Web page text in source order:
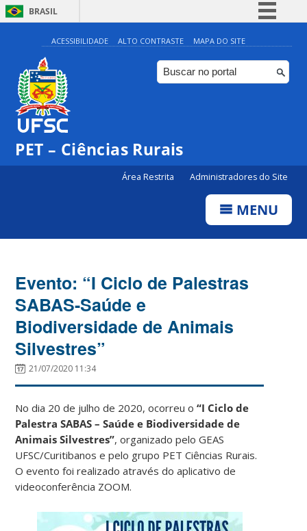
BRASIL
Simplifique!
Comunica BR
Participe
ACESSIBILIDADE ALTO CONTRASTE MAPA DO SITE
PET – Ciências Rurais
Área Restrita Administradores do Site
MENU
Evento: “I Ciclo de Palestras
SABAS-Saúde e
Biodiversidade de Animais
Silvestres”
21/07/2020 11:34
No dia 20 de julho de 2020, ocorreu o“I Ciclo de
Palestra SABAS – Saúde e Biodiversidade de
Animais Silvestres”, organizado pelo GEAS
UFSC/Curitibanos e pelo grupo PET Ciências Rurais.
O evento foi realizado através do aplicativo de
videoconferência ZOOM.